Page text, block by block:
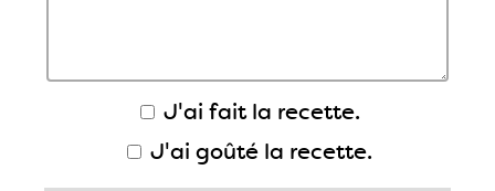
J'ai fait la recette.
J'ai goûté la recette.